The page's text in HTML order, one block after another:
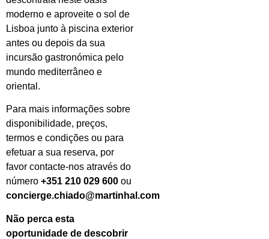
moderno e aproveite o sol de
Lisboa junto à piscina exterior
antes ou depois da sua
incursão gastronómica pelo
mundo mediterrâneo e
oriental.
Para mais informações sobre
disponibilidade, preços,
termos e condições ou para
efetuar a sua reserva, por
favor contacte-nos através do
número +351 210 029 600 ou
concierge.chiado@martinhal.com
Não perca esta
oportunidade de descobrir